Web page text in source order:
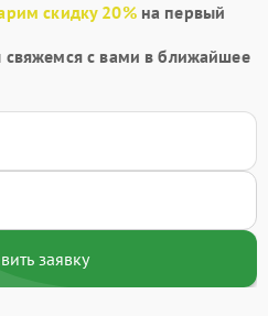
скидку 20%на первый
с вами в ближайшее
заявку